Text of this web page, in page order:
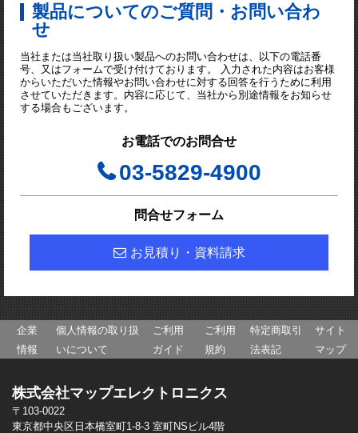
製品についてのご質問・お問い合わ
せ
当社または当社取り扱い製品へのお問い合わせは、以下の電話番
号、又はフォームで受け付けております。 入力された内容はお客様
からいただいた情報やお問い合わせに対する回答を行うために利用
させていただきます。内容に応じて、当社から別途情報をお知らせ
する場合もございます。
お電話でのお問合せ
03-5829-4900
問合せフォーム
お見積り・資料請求
企業
情報
個人情報の取り扱
いについて
ご利用
ガイド
ご利用
規約
特定商取引
法表記
サイト
マップ
株式会社マップエレクトロニクス
〒103-0022
東京都中央区日本橋室町1-8-3 室町NSビル4階